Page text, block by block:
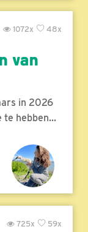
48x
1072x
van
in 2026
hebben...
59x
725x